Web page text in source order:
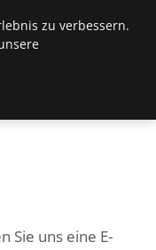
Sie uns eine E-
zu verbessern.